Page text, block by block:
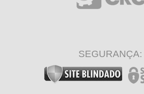
SEGURANÇA: